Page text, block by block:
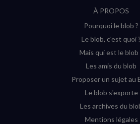
Instagram
(nouvelle
sur
(nouvelle
À PROPOS
Pourquoi le blob ?
Le blob, c'est quoi ?
Mais qui est le blob
Les amis du blob
Proposer un sujet au
Le blob s'exporte
Les archives du
Mentions légales